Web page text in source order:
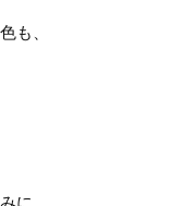
も、
に